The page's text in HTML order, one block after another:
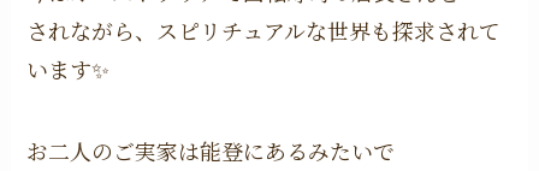
されながら、スピリチュアルな世界も探求されて
います✨
お二人のご実家は能登にあるみたいで